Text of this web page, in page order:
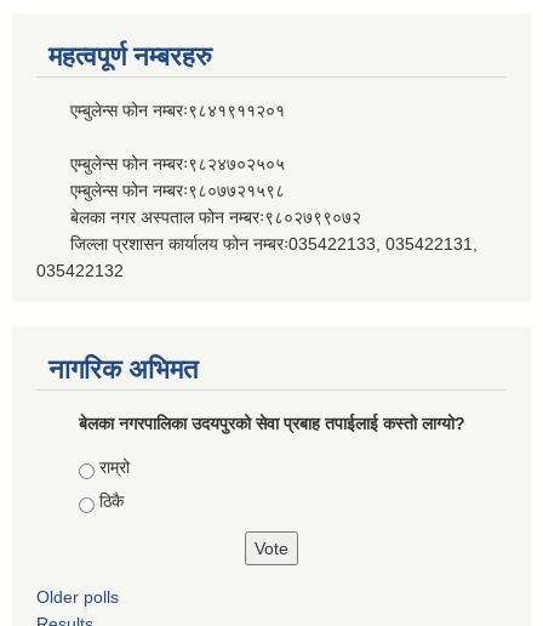
महत्वपूर्ण नम्बरहरु
एम्बुलेन्स फोन नम्बरः९८४१९११२०१
एम्बुलेन्स फोन नम्बरः९८२४७०२५०५
एम्बुलेन्स फोन नम्बरः९८०७७२१५९८
बेलका नगर अस्पताल फोन नम्बरः९८०२७९९०७२
जिल्ला प्रशासन कार्यालय फोन नम्बरः035422133, 035422131,
035422132
नागरिक अभिमत
बेलका नगरपालिका उदयपुरको सेवा प्रबाह तपाईलाई कस्तो लाग्यो?
Choices
राम्रो
ठिकै
Older polls